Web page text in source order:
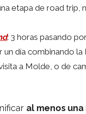
etapa de road trip,
: 3 horas pasando
un día combinando la
a Molde, o de
al menos